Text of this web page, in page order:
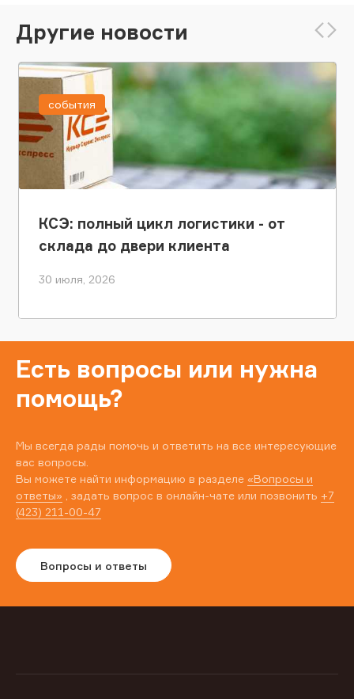
Другие новости
КСЭ: полный цикл логистики - от
склада до двери клиента
30 июля, 2026
события
Есть вопросы или нужна
помощь?
Мы всегда рады помочь и ответить на все интересующие
вас вопросы.
Вы можете найти информацию в разделе «Вопросы и
ответы» , задать вопрос в онлайн-чате или позвонить +7
(423) 211-00-47
Вопросы и ответы